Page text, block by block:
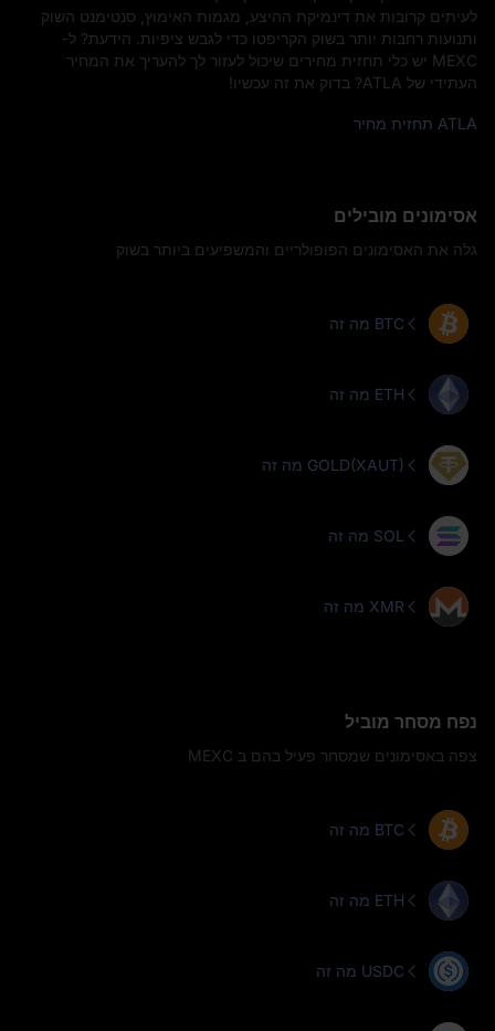
לעיתים קרובות את דינמיקת ההיצע, מגמות האימוץ, סנטימנט השוק
ותנועות רחבות יותר בשוק הקריפטו כדי לגבש ציפיות. הידעת? ל-
MEXC יש כלי תחזית מחירים שיכול לעזור לך להעריך את המחיר
העתידי של ATLA? בדוק את זה עכשיו!
ATLA תחזית מחיר
אסימונים מובילים
גלה את האסימונים הפופולריים והמשפיעים ביותר בשוק
מה זה BTC
מה זה ETH
מה זה GOLD(XAUT)
מה זה SOL
מה זה XMR
נפח מסחר מוביל
צפה באסימונים שמסחר פעיל בהם ב MEXC
מה זה BTC
מה זה ETH
מה זה USDC